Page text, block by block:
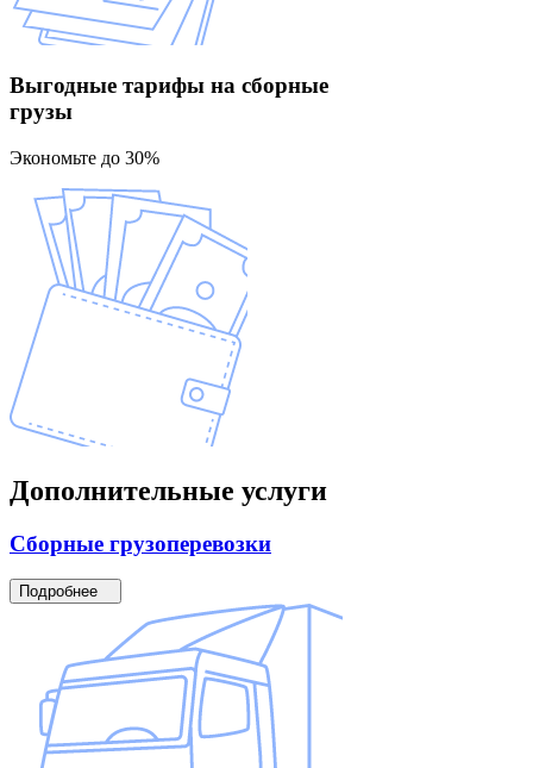
Выгодные тарифы на сборные
грузы
Экономьте до 30%
Дополнительные услуги
Сборные грузоперевозки
Подробнее